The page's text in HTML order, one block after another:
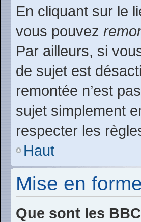
En cliquant sur le
vous pouvez
Par ailleurs, si
de sujet est
remontée n’est
sujet simplement
respecter les
Haut
Mise en
Que sont les